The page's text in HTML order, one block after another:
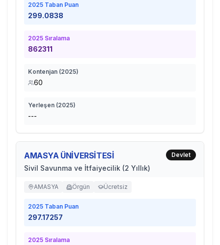
2025 Taban Puan
299.0838
2025 Sıralama
862311
Kontenjan (2025)
60
Yerleşen (2025)
---
AMASYA ÜNİVERSİTESİ
Sivil Savunma ve İtfaiyecilik (2 Yıllık)
Devlet
AMASYA Örgün Ücretsiz
2025 Taban Puan
297.17257
2025 Sıralama